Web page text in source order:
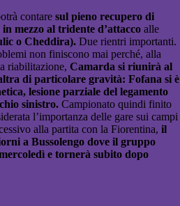
contare sul pieno recupero di
mezzo al tridente d’attacco alle
o Cheddira). Due rientri importanti.
non finiscono mai perché, alla
riabilitazione, Camarda si riunirà al
di particolare gravità: Fofana si è
lesione parziale del legamento
sinistro. Campionato quindi finito
l’importanza delle gare sui campi
alla partita con la Fiorentina, il
a Bussolengo dove il gruppo
e tornerà subito dopo